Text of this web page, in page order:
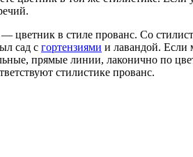
в стиле прованс. Со
сад с гортензиями и лавандой. Если
прямые линии, лаконично по
стилистике прованс.